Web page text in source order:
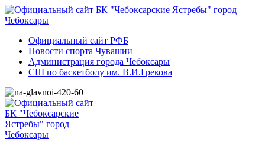
Официальный сайт РФБ
Новости спорта Чувашии
Администрация города Чебоксары
СШ по баскетболу им. В.И.Грекова